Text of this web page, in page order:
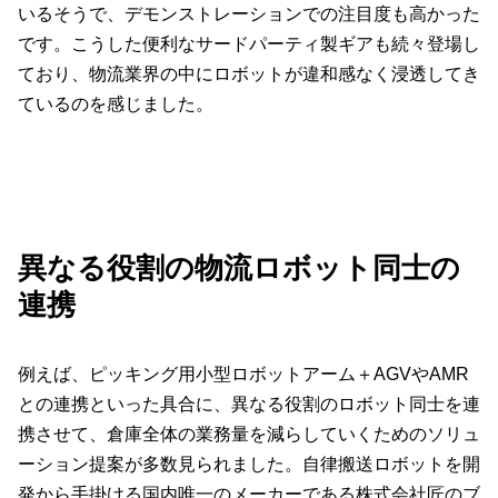
いるそうで、デモンストレーションでの注目度も高かった
です。こうした便利なサードパーティ製ギアも続々登場し
ており、物流業界の中にロボットが違和感なく浸透してき
ているのを感じました。
異なる役割の物流ロボット同士の
連携
例えば、ピッキング用小型ロボットアーム＋AGVやAMR
との連携といった具合に、異なる役割のロボット同士を連
携させて、倉庫全体の業務量を減らしていくためのソリュ
ーション提案が多数見られました。自律搬送ロボットを開
発から手掛ける国内唯一のメーカーである株式会社匠のブ